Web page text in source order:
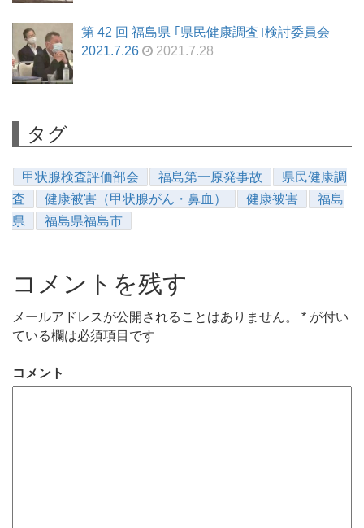
第 42 回 福島県 ｢県民健康調査｣検討委員会
2021.7.26
2021.7.28
タグ
甲状腺検査評価部会 福島第一原発事故
県民健康調
査
健康被害（甲状腺がん・鼻血） 健康被害
福島
県
福島県福島市
コメントを残す
メールアドレスが公開されることはありません。 * が付い
ている欄は必須項目です
コメント